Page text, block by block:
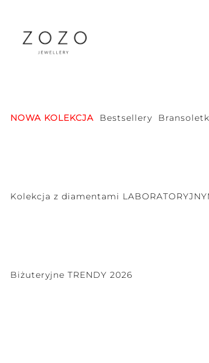
NOWA KOLEKCJA Bestsellery
Kolekcja z diamentami
Biżuteryjne TRENDY 2026